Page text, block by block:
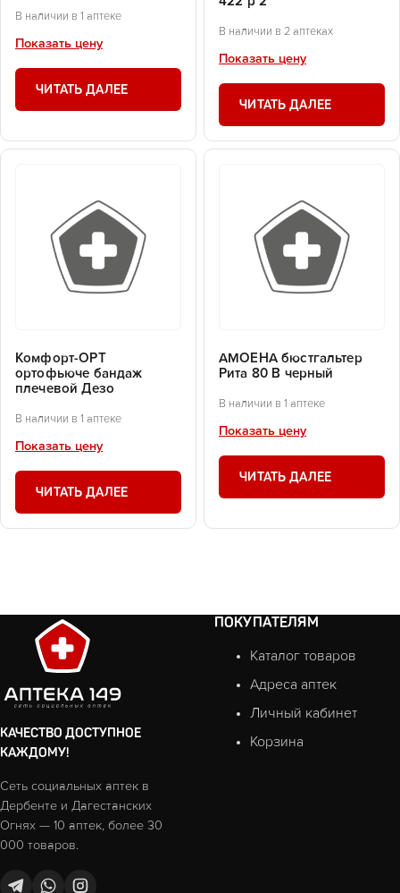
В наличии в 1 аптеке
Показать цену
ЧИТАТЬ ДАЛЕЕ
В наличии в 2 аптеках
Показать цену
ЧИТАТЬ ДАЛЕЕ
Комфорт-ОРТ
ортофьюче бандаж
плечевой Дезо
В наличии в 1 аптеке
Показать цену
ЧИТАТЬ ДАЛЕЕ
АМОЕНА бюстгальтер
Рита 80 В черный
В наличии в 1 аптеке
Показать цену
ЧИТАТЬ ДАЛЕЕ
КАЧЕСТВО ДОСТУПНОЕ
КАЖДОМУ!
Сеть социальных аптек в
Дербенте и Дагестанских
Огнях — 10 аптек, более 30
000 товаров.
ПОКУПАТЕЛЯМ
Каталог товаров
Адреса аптек
Личный кабинет
Корзина